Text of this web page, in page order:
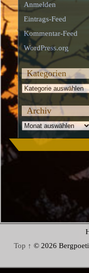
Anmelden
Eintrags-Feed
Kommentar-Feed
WordPress.org
Kategorien
Kategorien
Archiv
Archiv
Top ↑ © 2026